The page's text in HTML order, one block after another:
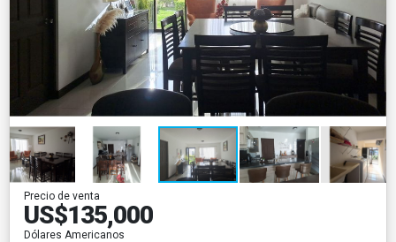
Precio de venta
US$135,000
Dólares Americanos